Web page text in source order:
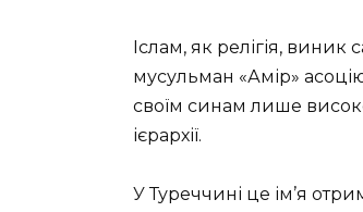
Іслам, як релігія,
мусульман «Амір»
своїм синам лише
ієрархії.
У Туреччині це ім’я